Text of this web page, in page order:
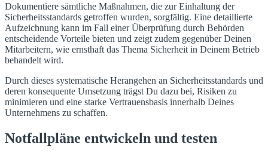
Dokumentiere sämtliche Maßnahmen, die zur Einhaltung der
Sicherheitsstandards getroffen wurden, sorgfältig. Eine detaillierte
Aufzeichnung kann im Fall einer Überprüfung durch Behörden
entscheidende Vorteile bieten und zeigt zudem gegenüber Deinen
Mitarbeitern, wie ernsthaft das Thema Sicherheit in Deinem Betrieb
behandelt wird.
Durch dieses systematische Herangehen an Sicherheitsstandards und
deren konsequente Umsetzung trägst Du dazu bei, Risiken zu
minimieren und eine starke Vertrauensbasis innerhalb Deines
Unternehmens zu schaffen.
Notfallpläne entwickeln und testen